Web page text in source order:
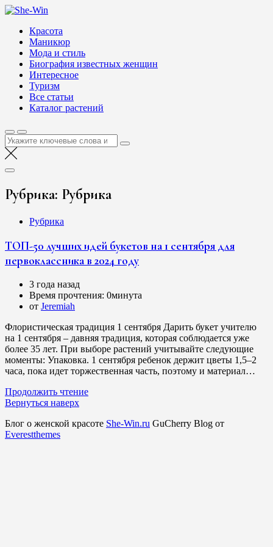
Перейти
содержимому
Блог о женской красоте и здоровье
Красота
Маникюр
Мода и стиль
Биография известных женщин
Интересное
Туризм
Все статьи
Каталог растений
Найти:
Рубрика: Рубрика
Рубрика
ТОП-50 лучших идей букетов на 1 сентября для
первоклассника в 2024 году
3 года назад
Время прочтения: 0минута
от Jeremiah
Флористическая традиция 1 сентября Дарить букет учителю
на 1 сентября – давняя традиция, которая соблюдается уже
более 35 лет. При выборе растений учитывайте следующие
моменты: Упаковка. 1 сентября ребенок держит цветы 1,5–2
часа, пока идет торжественная часть, поэтому и материал…
Продолжить чтение
Вернуться наверх
Блог о женской красоте She-Win.ru GuCherry Blog от
Everestthemes